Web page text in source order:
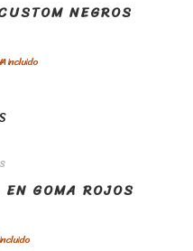
NEGROS
incluido
GOMA ROJOS